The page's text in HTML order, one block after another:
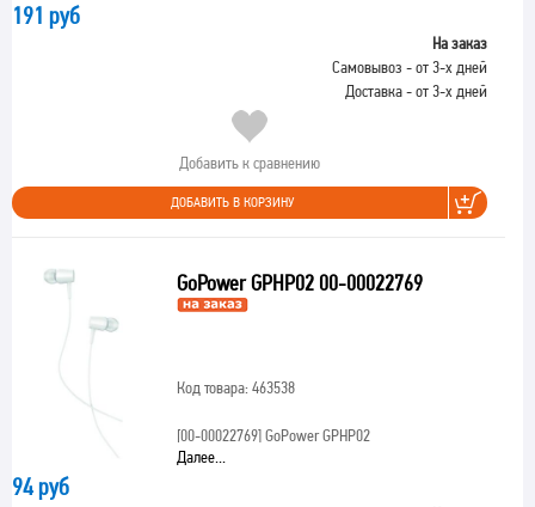
191 руб
На заказ
Самовывоз - от 3-х дней
Доставка - от 3-х дней
Добавить к сравнению
ДОБАВИТЬ В КОРЗИНУ
GoPower GPHP02 00-00022769
Код товара: 463538
[00-00022769]GoPower GPHP02
Далее...
94 руб